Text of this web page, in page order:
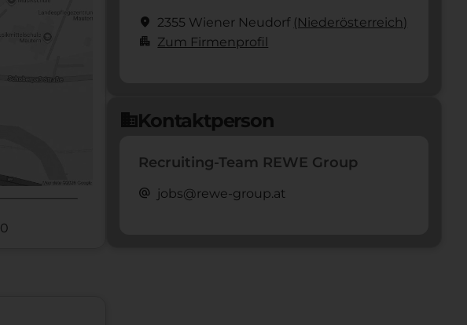
location_on 2355 Wiener Neudorf (Nieder­österreich)
apartment Zum Firmenprofil
domainKontaktperson
Recruiting-Team REWE Group
alternate_email jobs@rewe-group.at